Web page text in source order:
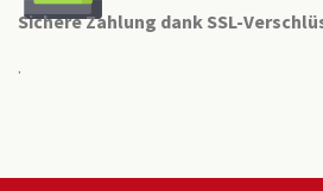
Sichere Zahlung dank SSL-
.